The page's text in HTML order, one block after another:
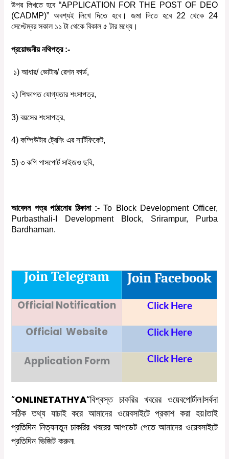
উপর লিখতে হবে “APPLICATION FOR THE POST OF DEO
(CADMP)” অবশ্যই লিখে দিতে হবে। জমা দিতে হবে 22 থেকে 24
সেপ্টেম্বর সকাল ১১ টা থেকে বিকাল ৫ টার মধ্যে।
প্রয়োজনীয় নথিপত্র :-
১) আধার/ ভোটার/ রেশন কার্ড,
২) শিক্ষাগত যোগ্যতার শংসাপত্র,
3) বয়সের শংসাপত্র,
4) কম্পিউটার ট্রেনিং এর সার্টিফিকেট,
5) ৩ কপি পাসপোর্ট সাইজও ছবি,
আবেদন পত্র পাঠানোর ঠিকানা :-To Block Development Officer,
Purbasthali-I Development Block, Srirampur, Purba
Bardhaman.
Join Telegram Join Facebook
Official Notification Click Here
Official Website Click Here
Application Form Click Here
“ONLINETATHYA“বিশ্বস্ত চাকরির খবরের ওয়েবপোর্টাল।সর্বদা
সঠিক তথ্য যাচাই করে আমাদের ওয়েবসাইটে প্রকাশ করা হয়।তাই
প্রতিদিন নিত্যনতুন চাকরির খবরের আপডেট পেতে আমাদের ওয়েবসাইটে
প্রতিদিন ভিজিট করুন৷